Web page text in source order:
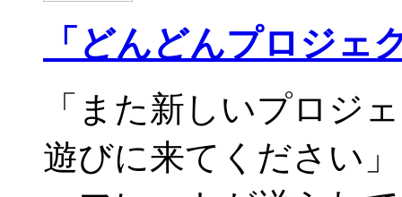
「どんどんプロジェ
「また新しいプロジ
遊びに来てください